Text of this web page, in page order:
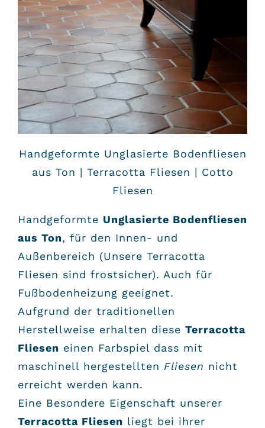
Handgeformte Unglasierte Bodenfliesen
aus Ton | Terracotta Fliesen | Cotto
Fliesen
Handgeformte Unglasierte Bodenfliesen
aus Ton, für den Innen- und
Außenbereich (Unsere Terracotta
Fliesen sind frostsicher). Auch für
Fußbodenheizung geeignet.
Aufgrund der traditionellen
Herstellweise erhalten diese Terracotta
Fliesen einen Farbspiel dass mit
maschinell hergestellten Fliesen nicht
erreicht werden kann.
Eine Besondere Eigenschaft unserer
Terracotta Fliesen liegt bei ihrer